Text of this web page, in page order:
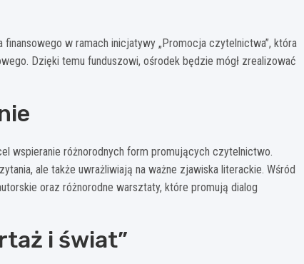
finansowego w ramach inicjatywy „Promocja czytelnictwa”, która
Dzięki temu funduszowi, ośrodek będzie mógł zrealizować
wspieranie różnorodnych form promujących czytelnictwo.
ale także uwrażliwiają na ważne zjawiska literackie. Wśród
oraz różnorodne warsztaty, które promują dialog
i świat”